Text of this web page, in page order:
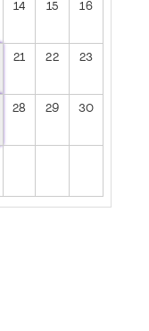
14 15 16
21 22 23
28 29 30